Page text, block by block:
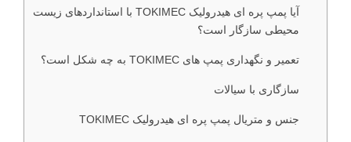
آیا پمپ پره ای هیدرولیک TOKIMEC با استانداردهای زیست
محیطی سازگار است؟
تعمیر و نگهداری پمپ های TOKIMEC به چه شکل است؟
سازگاری با سیالات
جنس و متریال پمپ پره ای هیدرولیک TOKIMEC